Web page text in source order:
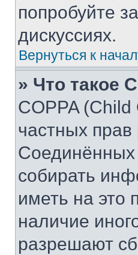
попробуйте
дискуссиях.
Вернуться к
» Что такое
COPPA
частных прав
Соединённых
собирать
иметь на это
наличие
разрешают